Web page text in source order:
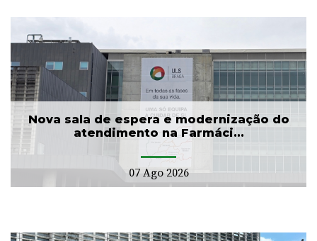
Nova sala de espera e modernização do
atendimento na Farmáci...
07 Ago 2026